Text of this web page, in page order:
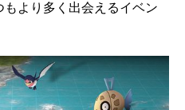
より多く出会えるイベン